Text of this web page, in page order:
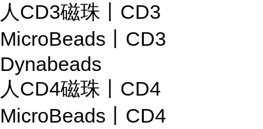
人CD3磁珠丨CD3
MicroBeads丨CD3
Dynabeads
人CD4磁珠丨CD4
MicroBeads丨CD4